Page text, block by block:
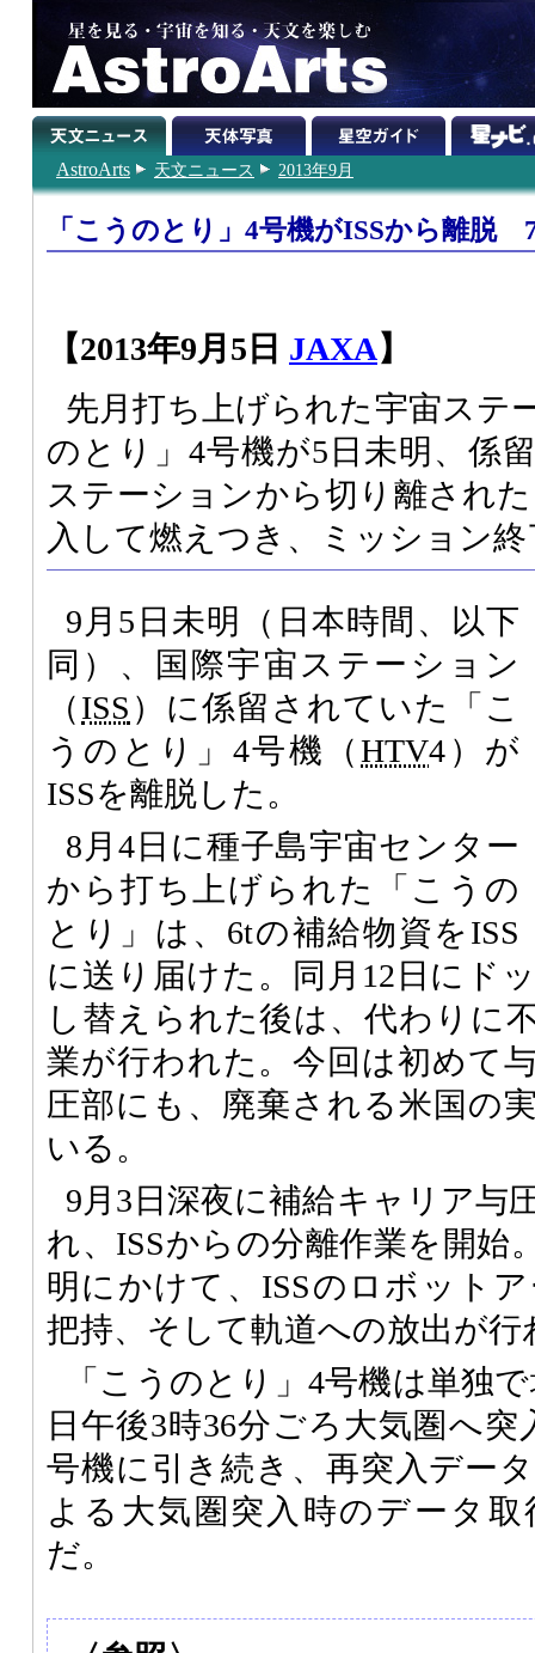
AstroArts 天文ニュース 2013年9月
「こうのとり」4号機がISSから離脱
【2013年9月5日 JAXA】
先月打ち上げられた宇宙ステ
のとり」4号機が5日未明、係
ステーションから切り離され
入して燃えつき、ミッション
9月5日未明（日本時間、以下
同）、国際宇宙ステーション
（ISS ）に係留されていた「こ
うのとり」4号機（HTV4）が
ISSを離脱した。
8月4日に種子島宇宙センター
から打ち上げられた「こうの
とり」は、6tの補給物資をISS
に送り届けた。同月12日にド
し替えられた後は、代わりに
業が行われた。今回は初めて
圧部にも、廃棄される米国の
いる。
9月3日深夜に補給キャリア与
れ、ISSからの分離作業を開始
明にかけて、ISSのロボット
把持、そして軌道への放出が行
「こうのとり」4号機は単独
日午後3時36分ごろ大気圏へ
号機に引き続き、再突入デー
よる大気圏突入時のデータ
だ。